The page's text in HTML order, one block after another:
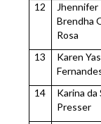
12
Jhennifer
Brendha
Rosa
13
Karen
14
Karina da
Presser